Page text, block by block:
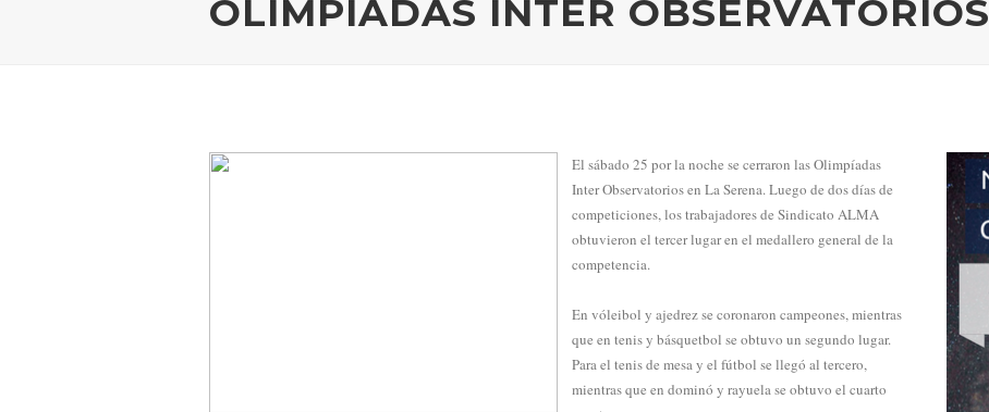
OLIMPÍADAS INTER OBSERVATORIOS
El sábado 25 por la noche se cerraron las Olimpíadas
Inter Observatorios en La Serena. Luego de dos días de
competiciones, los trabajadores de Sindicato ALMA
obtuvieron el tercer lugar en el medallero general de la
competencia.
En vóleibol y ajedrez se coronaron campeones, mientras
que en tenis y básquetbol se obtuvo un segundo lugar.
Para el tenis de mesa y el fútbol se llegó al tercero,
mientras que en dominó y rayuela se obtuvo el cuarto